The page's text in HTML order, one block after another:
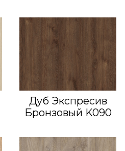
Дуб Экспресив
Бронзовый K090